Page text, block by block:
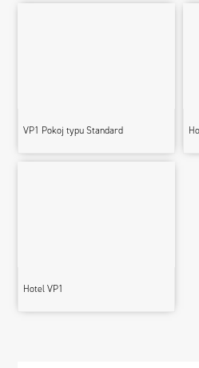
VP1 Pokoj typu Standard
Hotel VP1